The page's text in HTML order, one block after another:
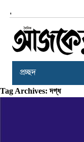
,
প্রচ্ছদ
Tag Archives: দগ্ধ